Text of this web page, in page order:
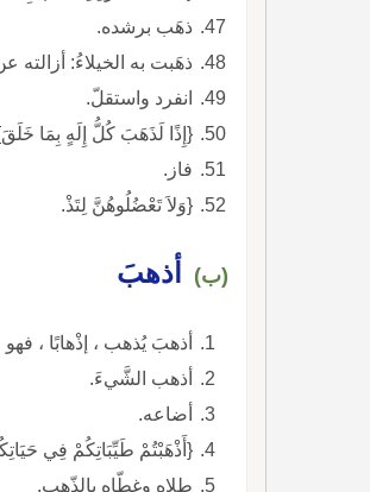
ذهَب برشده.
ذهَبت به الخيلاءُ: أزالته
انفرد واستقلّ.
{إِذًا لَذَهَبَ كُلُّ إِلَهٍ بِمَا
فاز.
{وَلاَ تَعْضُلُوهُنَّ لِتَذْ.
(ب) أذهبَ
أذهبَ يُذهب ، إذْهابًا ،
أذهب الشَّيءَ.
أضاعه.
{أَذْهَبْتُمْ طَيِّبَاتِكُمْ فِي
طلاه وغطّاه بالذّهب.